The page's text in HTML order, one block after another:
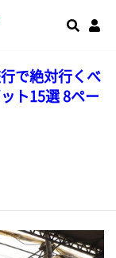
で絶対行くべ
ト15選 8ペー